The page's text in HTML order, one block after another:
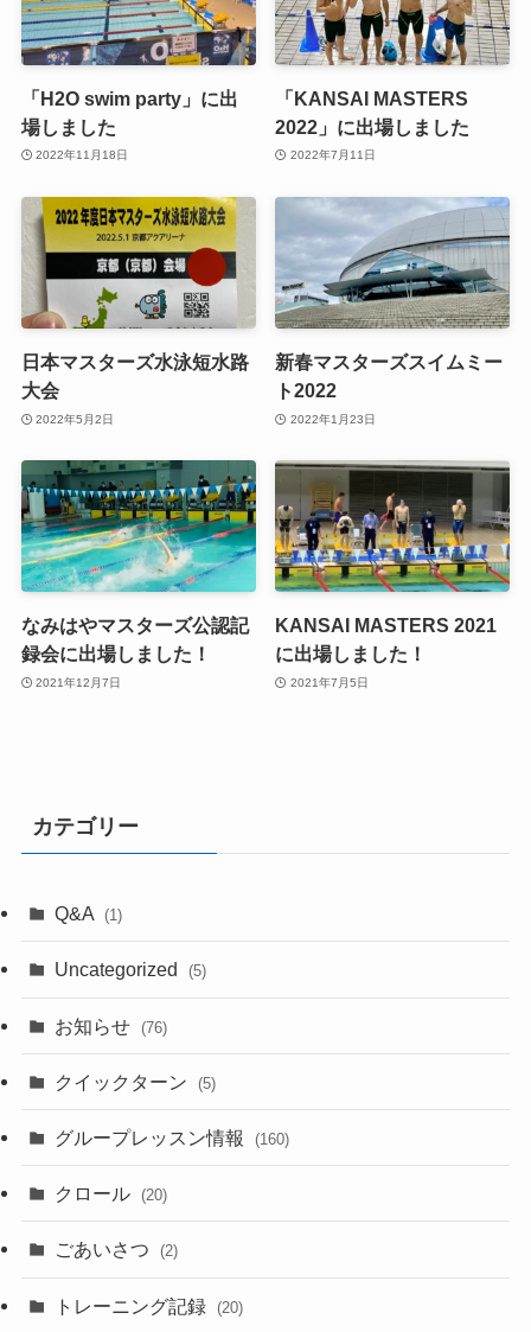
「H2O swim party」に出
場しました
2022年11月18日
「KANSAI MASTERS
2022」に出場しました
2022年7月11日
日本マスターズ水泳短水路
大会
2022年5月2日
新春マスターズスイムミー
ト2022
2022年1月23日
なみはやマスターズ公認記
録会に出場しました！
2021年12月7日
KANSAI MASTERS 2021
に出場しました！
2021年7月5日
カテゴリー
Q&A (1)
Uncategorized (5)
お知らせ (76)
クイックターン (5)
グループレッスン情報 (160)
クロール (20)
ごあいさつ (2)
トレーニング記録 (20)